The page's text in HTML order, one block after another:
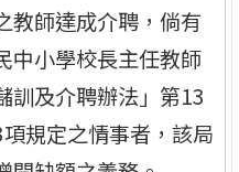
教師達成介聘，倘有
中小學校長主任教師
訓及介聘辦法」第13
規定之情事者，該局